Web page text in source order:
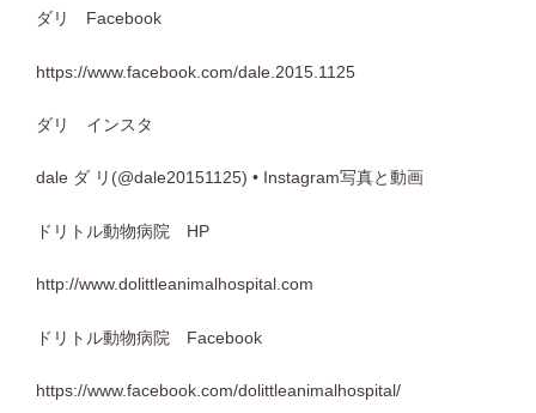
ダリ Facebook
https://www.facebook.com/dale.2015.1125
ダリ インスタ
dale ダ リ (@dale20151125) • Instagram写真と動画
ドリトル動物病院 HP
http://www.dolittleanimalhospital.com
ドリトル動物病院 Facebook
https://www.facebook.com/dolittleanimalhospital/